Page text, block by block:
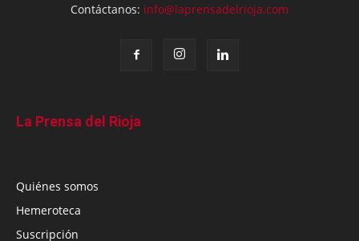
Contáctanos: info@laprensadelrioja.com
La Prensa del Rioja
Quiénes somos
Hemeroteca
Suscripción